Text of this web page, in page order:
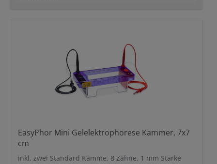
EasyPhor Mini Gelelektrophorese Kammer, 7x7
cm
inkl. zwei Standard Kämme, 8 Zähne, 1 mm Stärke